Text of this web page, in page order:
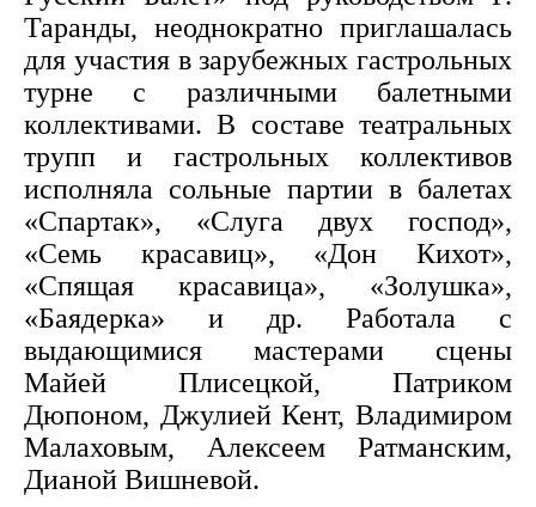
Таранды, неоднократно приглашалась
для участия в зарубежных гастрольных
турне с различными балетными
коллективами. В составе театральных
трупп и гастрольных коллективов
исполняла сольные партии в балетах
«Спартак», «Слуга двух господ»,
«Семь красавиц», «Дон Кихот»,
«Спящая красавица», «Золушка»,
«Баядерка» и др. Работала с
выдающимися мастерами сцены
Майей Плисецкой, Патриком
Дюпоном, Джулией Кент, Владимиром
Малаховым, Алексеем Ратманским,
Дианой Вишневой.